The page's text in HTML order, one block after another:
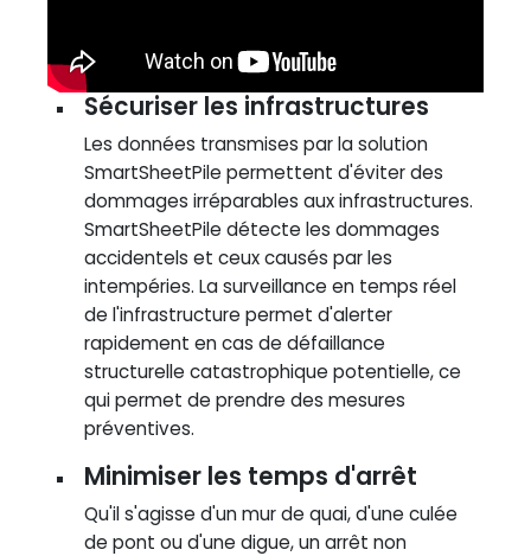
Sécuriser les infrastructures
Les données transmises par la solution
SmartSheetPile permettent d'éviter des
dommages irréparables aux infrastructures.
SmartSheetPile détecte les dommages
accidentels et ceux causés par les
intempéries. La surveillance en temps réel
de l'infrastructure permet d'alerter
rapidement en cas de défaillance
structurelle catastrophique potentielle, ce
qui permet de prendre des mesures
préventives.
Minimiser les temps d'arrêt
Qu'il s'agisse d'un mur de quai, d'une culée
de pont ou d'une digue, un arrêt non